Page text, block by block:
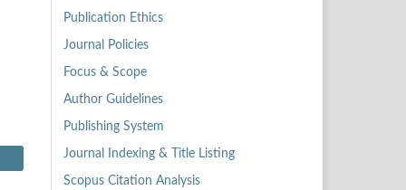
Publication Ethics
Journal Policies
Focus & Scope
Author Guidelines
Publishing System
Journal Indexing & Title Listing
Scopus Citation Analysis